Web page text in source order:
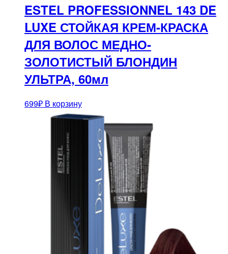
ESTEL PROFESSIONNEL 143 DE
LUXE СТОЙКАЯ КРЕМ-КРАСКА
ДЛЯ ВОЛОС МЕДНО-
ЗОЛОТИСТЫЙ БЛОНДИН
УЛЬТРА, 60мл
699₽ В корзину